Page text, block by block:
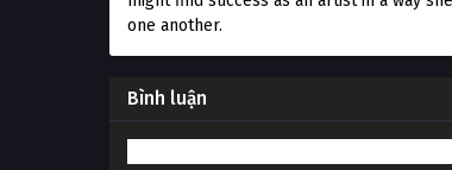
one another.
Bình luận